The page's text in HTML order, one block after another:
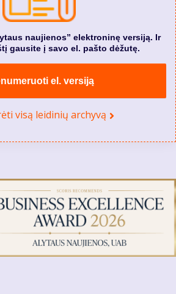
naujienos” elektroninę versiją. Ir
gausite į savo el. pašto dėžutę.
el. versiją
visą leidinių archyvą